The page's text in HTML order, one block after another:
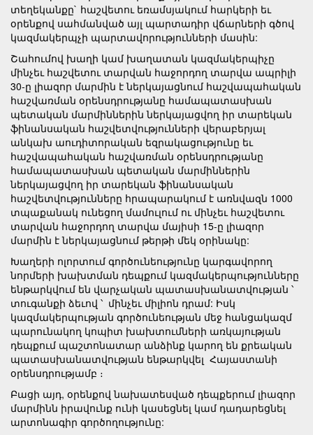
տեղեկանքը` հաշվետու եռամսյակում հարկերի եւ
օրենքով սահմանված այլ պարտադիր վճարների գծով
կազմակերպչի պարտավորությունների մասին:
Շահումով խաղի կամ խաղատան կազմակերպիչը
մինչեւ հաշվետու տարվան հաջորդող տարվա ապրիլի
30-ը լիազոր մարմին է ներկայացնում հաշվապահական
հաշվառման օրենսդրությանը համապատասխան
պետական մարմիններին ներկայացվող իր տարեկան
ֆինանսական հաշվետվությունների վերաբերյալ
անկախ աուդիտորական եզրակացությունը եւ
հաշվապահական հաշվառման օրենսդրությանը
համապատասխան պետական մարմիններին
ներկայացվող իր տարեկան ֆինանսական
հաշվետվությունները հրապարակում է առնվազն 1000
տպաքանակ ունեցող մամուլում ու մինչեւ հաշվետու
տարվան հաջորդող տարվա մայիսի 15-ը լիազոր
մարմին է ներկայացնում թերթի մեկ օրինակը:
Խաղերի ոլորտում գործունեությունը կարգավորող
նորմերի խախտման դեպքում կազմակերպությունները
ենթարկվում են վարչական պատասխանատվության ՝
տուգանքի ձեւով ՝ մինչեւ միլիոն դրամ: Իսկ
կազմակերպության գործունեության մեջ հանցակազմ
պարունակող կոպիտ խախտումների առկայության
դեպքում պաշտոնատար անձինք կարող են քրեական
պատասխանատվության ենթարկվել Հայաստանի
օրենսդրությամբ ։
Բացի այդ, օրենքով նախատեսված դեպքերում լիազոր
մարմինն իրավունք ունի կասեցնել կամ դադարեցնել
արտոնագիր գործողությունը: